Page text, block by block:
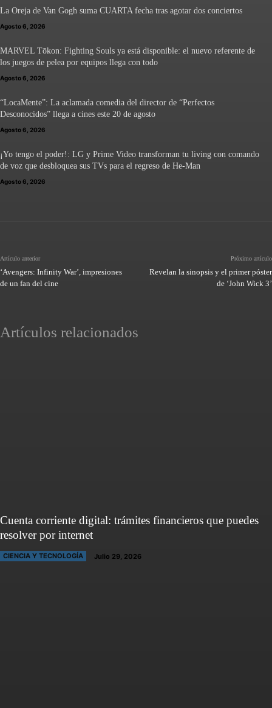
La Oreja de Van Gogh suma CUARTA fecha tras agotar dos conciertos
Agosto 6, 2026
MARVEL Tōkon: Fighting Souls ya está disponible: el nuevo referente de
los juegos de pelea por equipos llega con todo
Agosto 6, 2026
“LocaMente”: La aclamada comedia del director de “Perfectos
Desconocidos” llega a cines este 20 de agosto
Agosto 6, 2026
¡Yo tengo el poder!: LG y Prime Video transforman tu living con comando
de voz que desbloquea sus TVs para el regreso de He-Man
Agosto 6, 2026
Artículo anterior
‘Avengers: Infinity War’, impresiones
de un fan del cine
Próximo artículo
Revelan la sinopsis y el primer póster
de ‘John Wick 3’
Artículos relacionados
Cuenta corriente digital: trámites financieros que puedes
resolver por internet
CIENCIA Y TECNOLOGÍA Julio 29, 2026